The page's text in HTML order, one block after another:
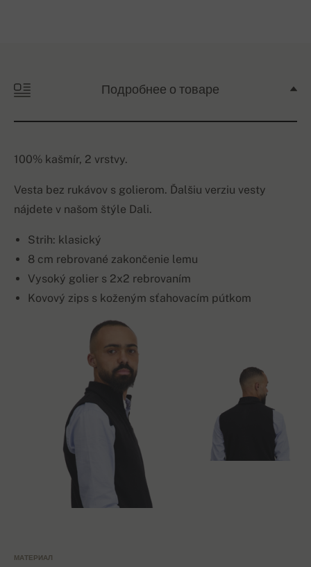
Подробнее о товаре
100% kašmír, 2 vrstvy.
Vesta bez rukávov s golierom. Ďalšiu verziu vesty
nájdete v našom štýle Dali.
Strih: klasický
8 cm rebrované zakončenie lemu
Vysoký golier s 2x2 rebrovaním
Kovový zips s koženým sťahovacím pútkom
МАТЕРИАЛ